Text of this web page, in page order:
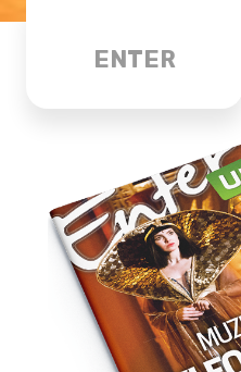
ENTER